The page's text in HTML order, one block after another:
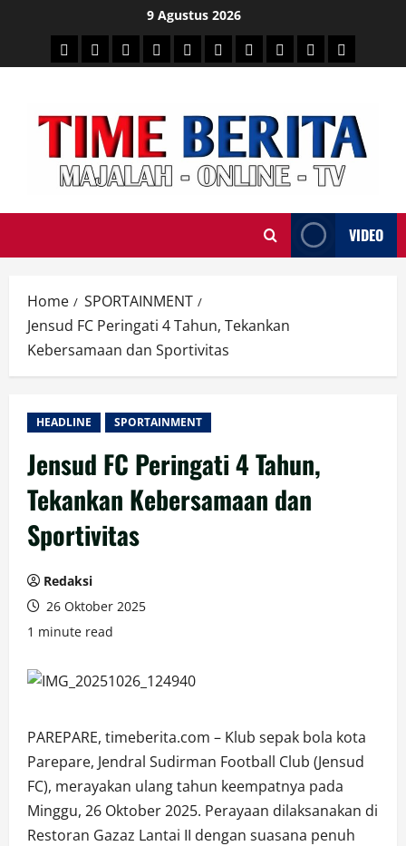
content
9 Agustus 2026
HEADLINE
PARESULSELBAR
POLITIKHUKRIMNASIONAL
PENKESSPORTAINMENT
DUNIAMEDSOS
VIDEO
Home
SPORTAINMENT
Jensud FC Peringati 4 Tahun, Tekankan
Kebersamaan dan Sportivitas
HEADLINE SPORTAINMENT
Jensud FC Peringati 4 Tahun,
Tekankan Kebersamaan dan
Sportivitas
Redaksi
26 Oktober 2025
1 minute read
PAREPARE, timeberita.com – Klub sepak bola kota
Parepare, Jendral Sudirman Football Club (Jensud
FC), merayakan ulang tahun keempatnya pada
Minggu, 26 Oktober 2025. Perayaan dilaksanakan di
Restoran Gazaz Lantai II dengan suasana penuh